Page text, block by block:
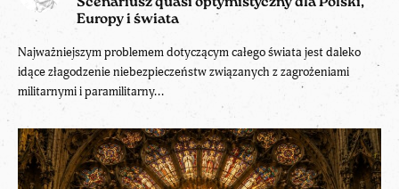
Europy i świata
Najważniejszym problemem dotyczącym całego świata jest daleko
idące złagodzenie niebezpieczeństw związanych z zagrożeniami
militarnymi i paramilitarny...